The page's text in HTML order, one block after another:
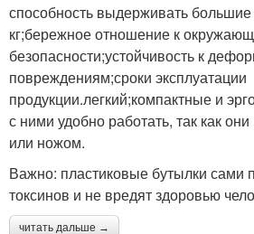
способность выдерживать большие
кг;бережное отношение к
безопасности;устойчивость к
повреждениям;сроки эксплуатации
продукции.легкий;компактные и
с ними удобно работать, так как
или ножом.
Важно: пластиковые бутылки сами
токсинов и не вредят здоровью
читать дальше →